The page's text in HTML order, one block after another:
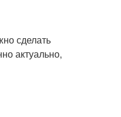
сделать
актуально,